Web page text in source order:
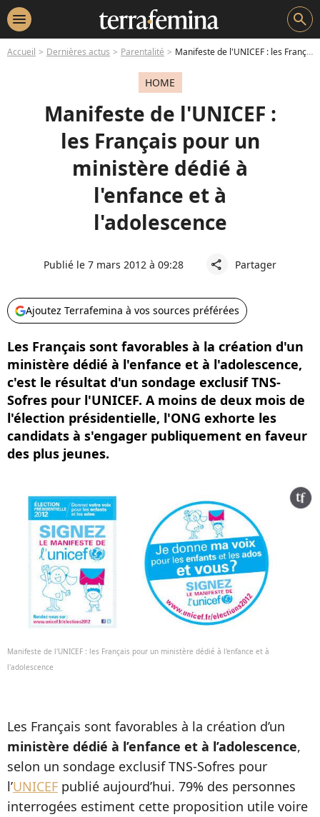
menu search
Accueil Dernières actus Parentalité Manifeste de l'UNICEF : les Français pour un ministère dédié à l'enfance et à l'adolescence
HOME
Manifeste de l'UNICEF :
les Français pour un
ministère dédié à
l'enfance et à
l'adolescence
Publié le 7 mars 2012 à 09:28 share Partager
Ajoutez Terrafemina à vos sources préférées
Les Français sont favorables à la création d'un
ministère dédié à l'enfance et à l'adolescence,
c'est le résultat d'un sondage exclusif TNS-
Sofres pour l'UNICEF. A moins de deux mois de
l'élection présidentielle, l'ONG exhorte les
candidats à s'engager publiquement en faveur
des plus jeunes.
Manifeste de l'UNICEF : les Français pour un ministère dédié à l'enfance et à
l'adolescence
Les Français sont favorables à la création d’un
ministère dédié à l’enfance et à l’adolescence,
selon un sondage exclusif TNS-Sofres pour
l’UNICEF publié aujourd’hui. 79% des personnes
interrogées estiment cette proposition utile voire